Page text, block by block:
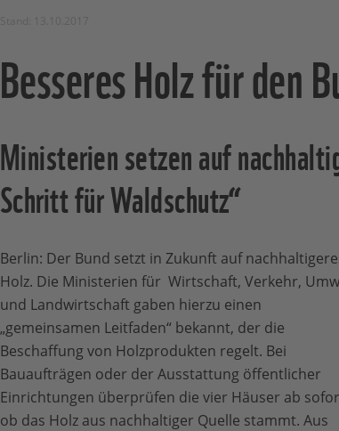
Besseres Holz für den
Ministerien setzen auf
Schritt für Waldschutz“
Berlin: Der Bund setzt in Zukunft auf
Holz. Die Ministerien für Wirtschaft, Verkehr,
und Landwirtschaft gaben hierzu einen
„gemeinsamen Leitfaden“ bekannt, der die
Beschaffung von Holzprodukten regelt. Bei
Bauaufträgen oder der Ausstattung öffentlicher
Einrichtungen überprüfen die vier Häuser ab
ob das Holz aus nachhaltiger Quelle stammt. Aus